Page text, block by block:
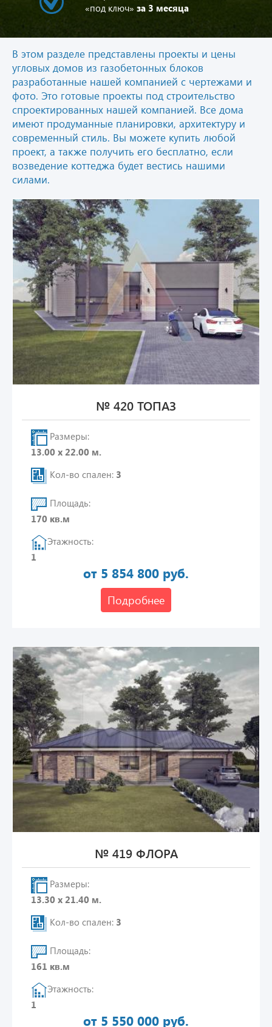
«под ключ» за 3 месяца
В этом разделе представлены проекты и цены
угловых домов из газобетонных блоков
разработанные нашей компанией с чертежами и
фото. Это готовые проекты под строительство
спроектированных нашей компанией. Все дома
имеют продуманные планировки, архитектуру и
современный стиль. Вы можете купить любой
проект, а также получить его бесплатно, если
возведение коттеджа будет вестись нашими
силами.
№ 420 ТОПАЗ
Размеры:
13.00 х 22.00 м.
Кол-во спален: 3
Площадь:
170 кв.м
Этажность:
1
от 5 854 800 руб.
Подробнее
№ 419 ФЛОРА
Размеры:
13.30 х 21.40 м.
Кол-во спален: 3
Площадь:
161 кв.м
Этажность:
1
от 5 550 000 руб.